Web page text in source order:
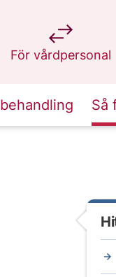
För vårdpersonal
på 1177.se
Så